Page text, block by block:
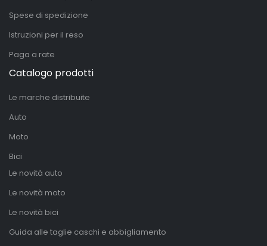
Spese di spedizione
Istruzioni per il reso
Paga a rate
Catalogo prodotti
Le marche distribuite
Auto
Moto
Bici
Le novità auto
Le novità moto
Le novità bici
Guida alle taglie caschi e abbigliamento